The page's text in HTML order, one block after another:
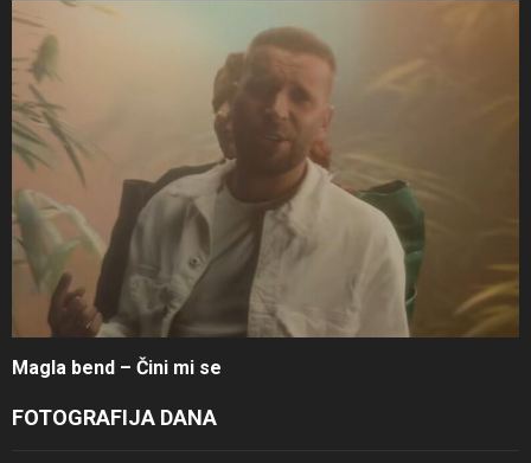
Magla bend – Čini mi se
FOTOGRAFIJA DANA